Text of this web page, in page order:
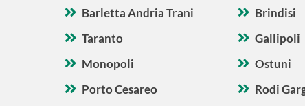
Barletta Andria Trani Brindisi
Taranto Gallipoli
Monopoli Ostuni
Porto Cesareo Rodi